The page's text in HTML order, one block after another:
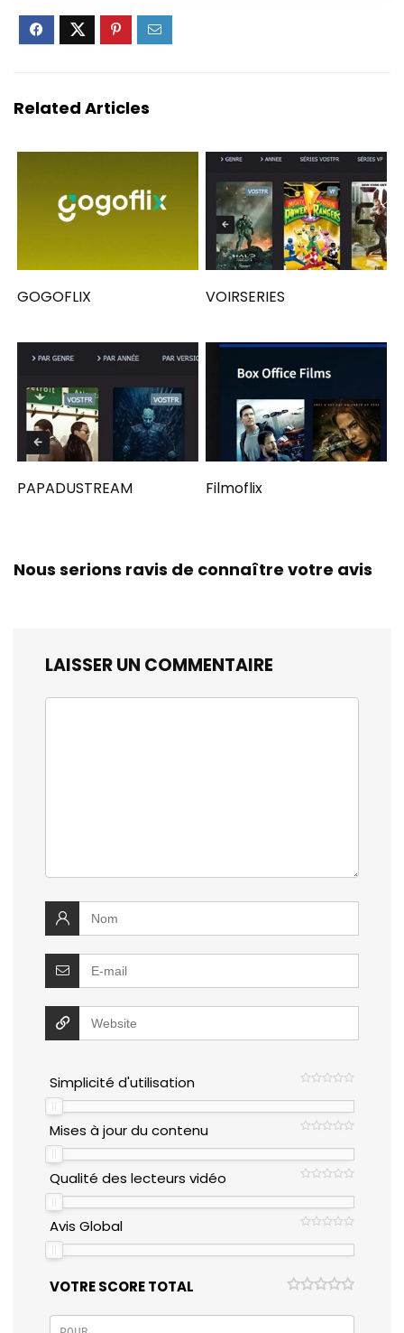
Related Articles
GOGOFLIX VOIRSERIES
PAPADUSTREAM Filmoflix
Nous serions ravis de connaître votre avis
LAISSER UN COMMENTAIRE
Simplicité d'utilisation
Mises à jour du contenu
Qualité des lecteurs vidéo
Avis Global
VOTRE SCORE TOTAL